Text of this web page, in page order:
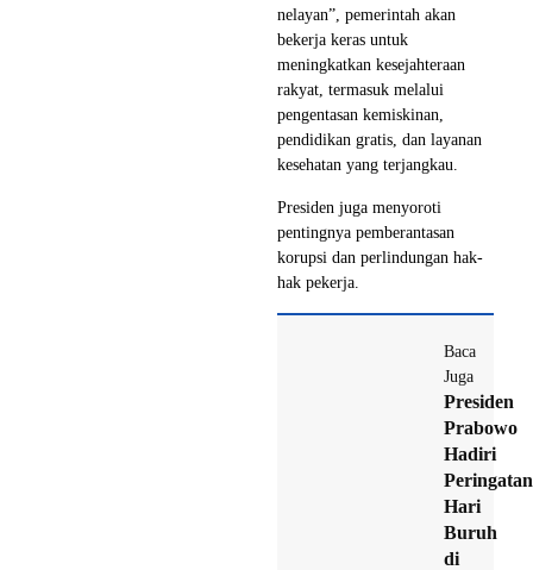
nelayan”, pemerintah akan
bekerja keras untuk
meningkatkan kesejahteraan
rakyat, termasuk melalui
pengentasan kemiskinan,
pendidikan gratis, dan layanan
kesehatan yang terjangkau.
Presiden juga menyoroti
pentingnya pemberantasan
korupsi dan perlindungan hak-
hak pekerja.
Baca
Juga
Presiden
Prabowo
Hadiri
Peringatan
Hari
Buruh
di